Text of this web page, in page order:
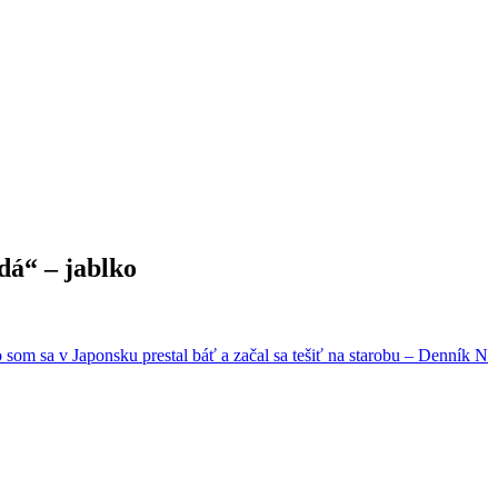
– jablko
sa v Japonsku prestal báť a začal sa tešiť na starobu – Denník N